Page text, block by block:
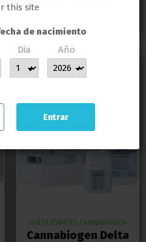
FERTILIZANTES CANNABIOGEN
Cannabiogen Delta
this site
de nacimiento
Dia Año
Entrar
CONFIAR EN LLAMAS GROW